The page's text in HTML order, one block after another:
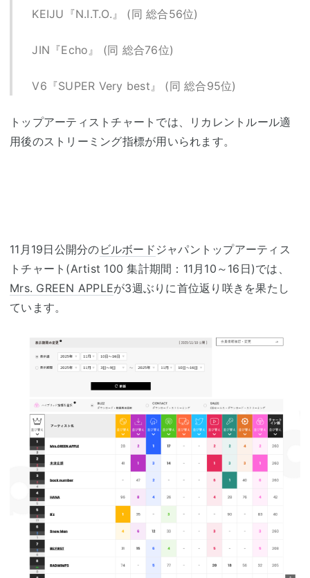
KEIJU『N.I.T.O.』 (同 総合56位)
JIN『Echo』 (同 総合76位)
V6『SUPER Very best』 (同 総合95位)
トップアーティストチャートでは、リカレントルール適
用後のストリーミング指標が用いられます。
11月19日公開分の ビルボード ジャパントップアーティス
トチャート(Artist 100 集計期間：11月10～16日)では、
Mrs. GREEN APPLEが3週ぶりに首位返り咲きを果たし
ています。